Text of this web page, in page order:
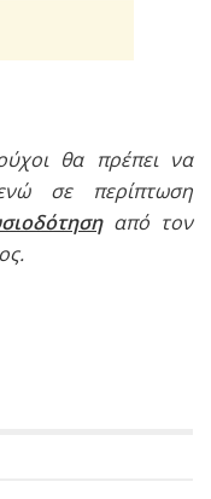
θα πρέπει να
σε περίπτωση
από τον